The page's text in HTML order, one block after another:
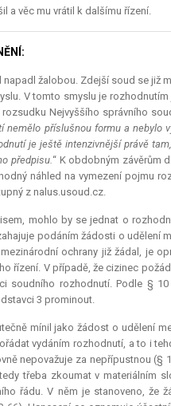
a věc mu vrátil k dalšímu řízení.
žalobou. Zdejší soud se již
V tomto smyslu je
Nejvyššího správního
nemělo příslušnou formu a nebylo
je ještě intenzivnější právě
předpisu.“ K obdobným závěrům
náhled na vymezení pojmu
z nalus.usoud.cz.
mohlo by se jednat o
podáním žádosti o udělení
ochrany již žádal, je
řízení. V případě, že cizinec
soudního rozhodnutí. Podle §
3 prominout.
mínil jako žádost o udělení
vydáním rozhodnutí, a to i
nepovažuje za nepřípustnou (§
třeba zkoumat v materiálním
řádu. V něm je stanoveno, že